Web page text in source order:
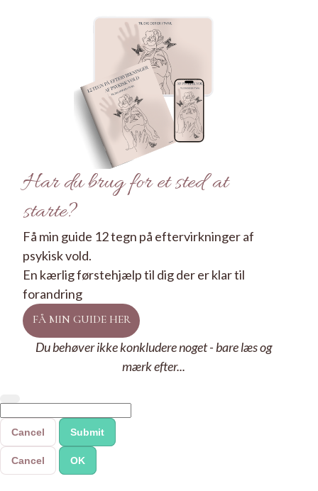
Har du brug for et sted at
starte?
Få min guide 12 tegn på eftervirkninger af
psykisk vold.
En kærlig førstehjælp til dig der er klar til
forandring
FÅ MIN GUIDE HER
Du behøver ikke konkludere noget - bare læs og
mærk efter...
Cancel Submit
Cancel OK